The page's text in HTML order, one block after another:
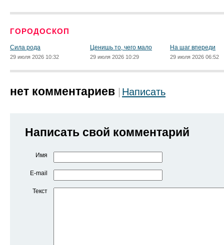
ГОРОДОСКОП
Сила рода
29 июля 2026 10:32
Ценишь то, чего мало
29 июля 2026 10:29
На шаг впереди
29 июля 2026 06:52
нет комментариев Написать
Написать свой комментарий
Имя
E-mail
Текст